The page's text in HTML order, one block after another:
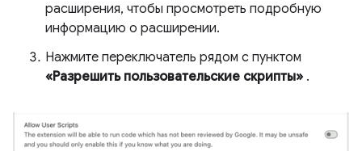
расширения, чтобы просмотреть подробную
информацию о расширении.
Нажмите переключатель рядом с пунктом
«Разрешить пользовательские скрипты» .